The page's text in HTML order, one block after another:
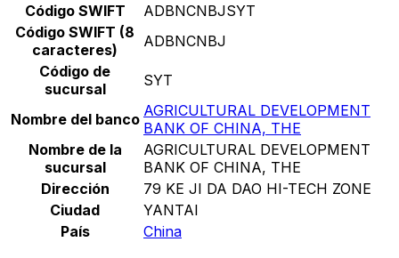
Código SWIFT
ADBNCNBJSYT
Código SWIFT (8
caracteres)
ADBNCNBJ
Código de
sucursal
SYT
Nombre del banco AGRICULTURAL DEVELOPMENT
BANK OF CHINA, THE
Nombre de la
sucursal
AGRICULTURAL DEVELOPMENT
BANK OF CHINA, THE
Dirección
79 KE JI DA DAO HI-TECH ZONE
Ciudad
YANTAI
País
China